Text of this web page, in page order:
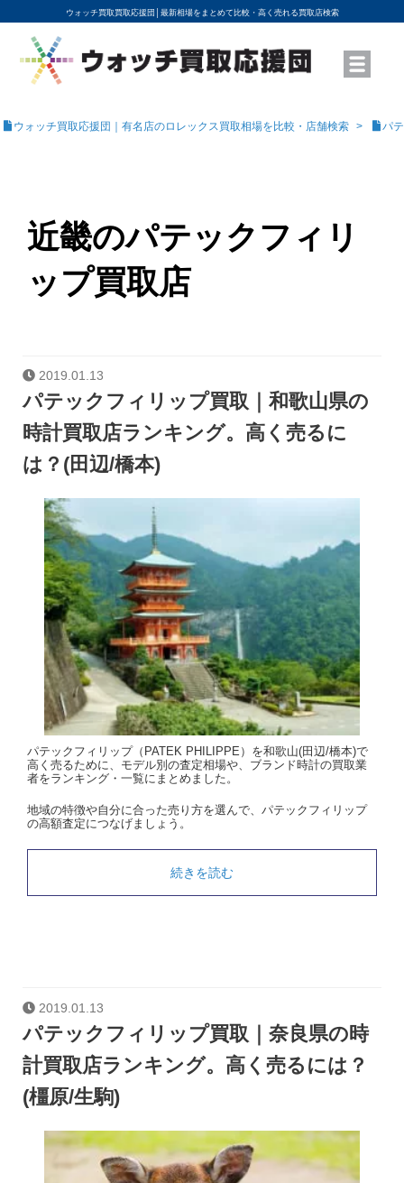
ウォッチ買取買取応援団│ 最新相場をまとめて比較・高く売れる買取店検索
YouTubeで動画を公開中
ROLEXモデル名から買取相場を調べる
高級時計ブランド名から買取相場を調べる
地域から買取店を探す
店舗名から買取店を探す
ブランド時計を高く売る方法
買取査定を依頼する
ウォッチ買取応援団｜有名店のロレックス買取相場を比較・店舗検索 パ
近畿のパテックフィリ
ップ買取店
2019.01.13
パテックフィリップ買取｜和歌山県の
時計買取店ランキング。高く売るに
は？(田辺/橋本)
パテックフィリップ（PATEK PHILIPPE）を和歌山(田辺/橋本)で
高く売るために、モデル別の査定相場や、ブランド時計の買取業
者をランキング・一覧にまとめました。
地域の特徴や自分に合った売り方を選んで、パテックフィリップ
の高額査定につなげましょう。
続きを読む
2019.01.13
パテックフィリップ買取｜奈良県の時
計買取店ランキング。高く売るには？
(橿原/生駒)